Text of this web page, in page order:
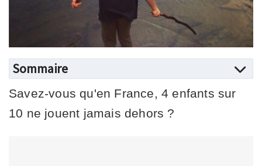
Sommaire
Savez-vous qu'en France, 4 enfants sur
10 ne jouent jamais dehors ?